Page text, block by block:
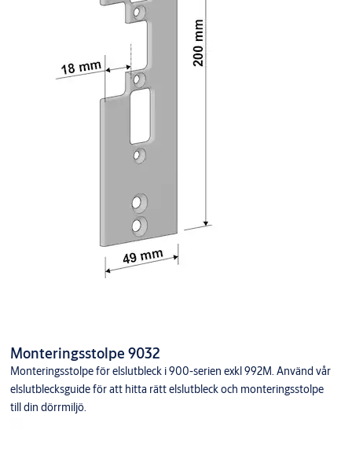
Monteringsstolpe 9032
Monteringsstolpe för elslutbleck i 900-serien exkl 992M. Använd vår
elslutblecksguide för att hitta rätt elslutbleck och monteringsstolpe
till din dörrmiljö.